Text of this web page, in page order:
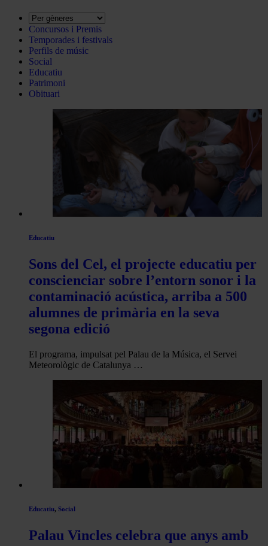
Concursos i Premis
Temporades i festivals
Perfils de músic
Social
Educatiu
Patrimoni
Obituari
Educatiu
Sons del Cel, el projecte educatiu per
conscienciar sobre l’entorn sonor i la
contaminació acústica, arriba a 500
alumnes de primària en la seva
segona edició
El programa, impulsat pel Palau de la Música, el Servei
Meteorològic de Catalunya …
Educatiu, Social
Palau Vincles celebra que anys amb